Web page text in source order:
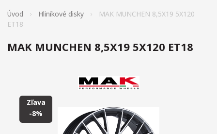
Úvod Hliníkové disky
MAK MUNCHEN 8,5X19 5X120
ET18
MAK MUNCHEN 8,5X19 5X120 ET18
Zľava
-8%